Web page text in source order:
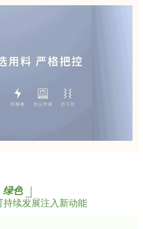
绿色
持续发展注入新动能